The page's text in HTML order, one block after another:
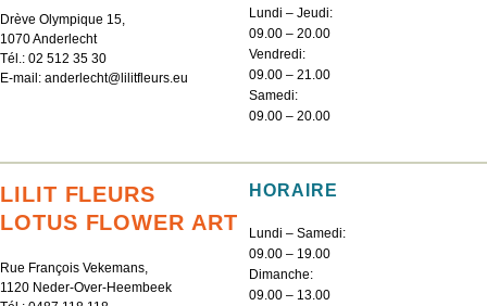
Drève Olympique 15,
1070 Anderlecht
Tél.: 02 512 35 30
E-mail: anderlecht@lilitfleurs.eu
Lundi – Jeudi:
09.00 – 20.00
Vendredi:
09.00 – 21.00
Samedi:
09.00 – 20.00
LILIT FLEURS
LOTUS FLOWER ART
Rue François Vekemans,
1120 Neder-Over-Heembeek
HORAIRE
Lundi – Samedi:
09.00 – 19.00
Dimanche:
09.00 – 13.00